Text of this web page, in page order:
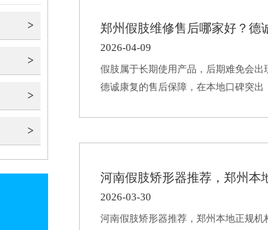
郑州假肢维修售后哪家好？德
2026-04-09
假肢属于长期使用产品，后期难免会
德诚康复的售后保障，在本地口碑突出
河南假肢矫形器推荐，郑州本
2026-03-30
河南假肢矫形器推荐，郑州本地正规